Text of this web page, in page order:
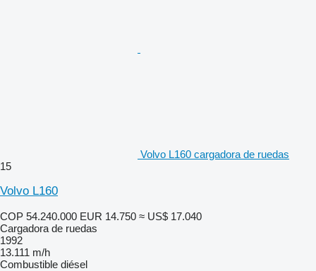
Volvo L160 cargadora de ruedas
15
Volvo L160
COP 54.240.000 EUR 14.750 ≈ US$ 17.040
Cargadora de ruedas
1992
13.111 m/h
Combustible diésel